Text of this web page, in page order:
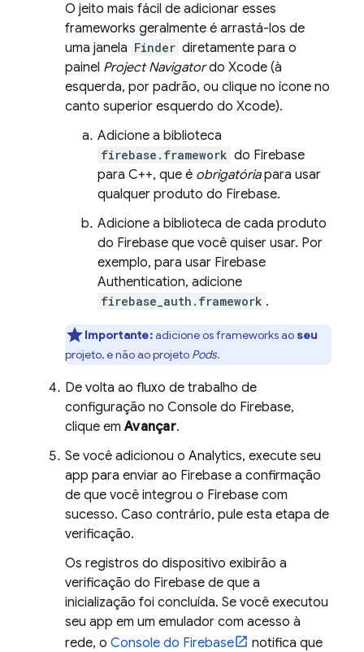
O jeito mais fácil de adicionar esses
frameworks geralmente é arrastá-los de
uma janela Finder diretamente para o
painel Project Navigatordo Xcode (à
esquerda, por padrão, ou clique no ícone no
canto superior esquerdo do Xcode).
Adicione a biblioteca
firebase.framework do Firebase
para C++, que é obrigatóriapara usar
qualquer produto do Firebase.
Adicione a biblioteca de cada produto
do Firebase que você quiser usar. Por
exemplo, para usar Firebase
Authentication, adicione
firebase_auth.framework .
Importante:adicione os frameworks ao seu
projeto, e não ao projeto Pods.
De volta ao fluxo de trabalho de
configuração no Console do Firebase,
clique emAvançar.
Se você adicionou o Analytics, execute seu
app para enviar ao Firebase a confirmação
de que você integrou o Firebase com
sucesso. Caso contrário, pule esta etapa de
verificação.
Os registros do dispositivo exibirão a
verificação do Firebase de que a
inicialização foi concluída. Se você executou
seu app em um emulador com acesso à
rede, o Console do Firebase
notifica que